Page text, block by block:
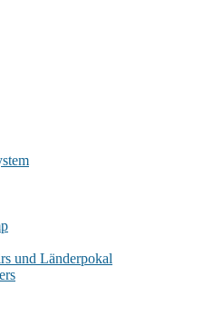
und Länderpokal